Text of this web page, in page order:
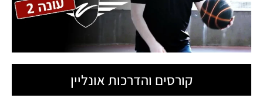
קורסים והדרכות אונליין